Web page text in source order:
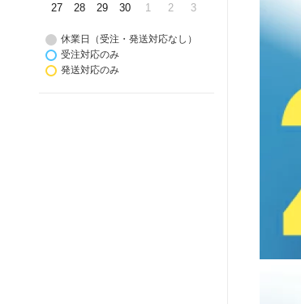
27 28 29 30 1 2 3
休業日（受注・発送対応なし）
受注対応のみ
発送対応のみ